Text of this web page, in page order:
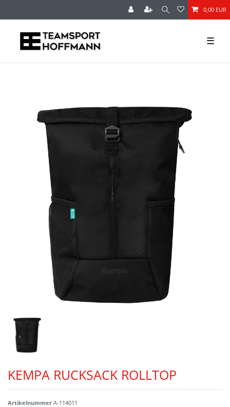
0,00 EUR
☰
KEMPA RUCKSACK ROLLTOP
Artikelnummer A-114011